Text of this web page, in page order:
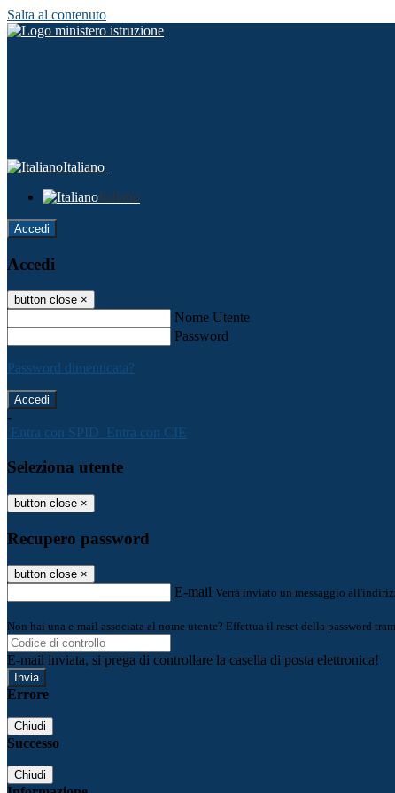
Salta al contenuto
Italiano
Italiano
Accedi
Accedi
button close ×
Nome Utente
Password
Password dimenticata?
-
Entra con SPID Entra con CIE
Seleziona utente
button close ×
Recupero password
button close ×
E-mail Verrà inviato un messaggio
Non hai una e-mail associata al nome utente? Effettua il reset della password
E-mail inviata, si prega di controllare la casella di posta elettronica!
Errore
Chiudi
Successo
Chiudi